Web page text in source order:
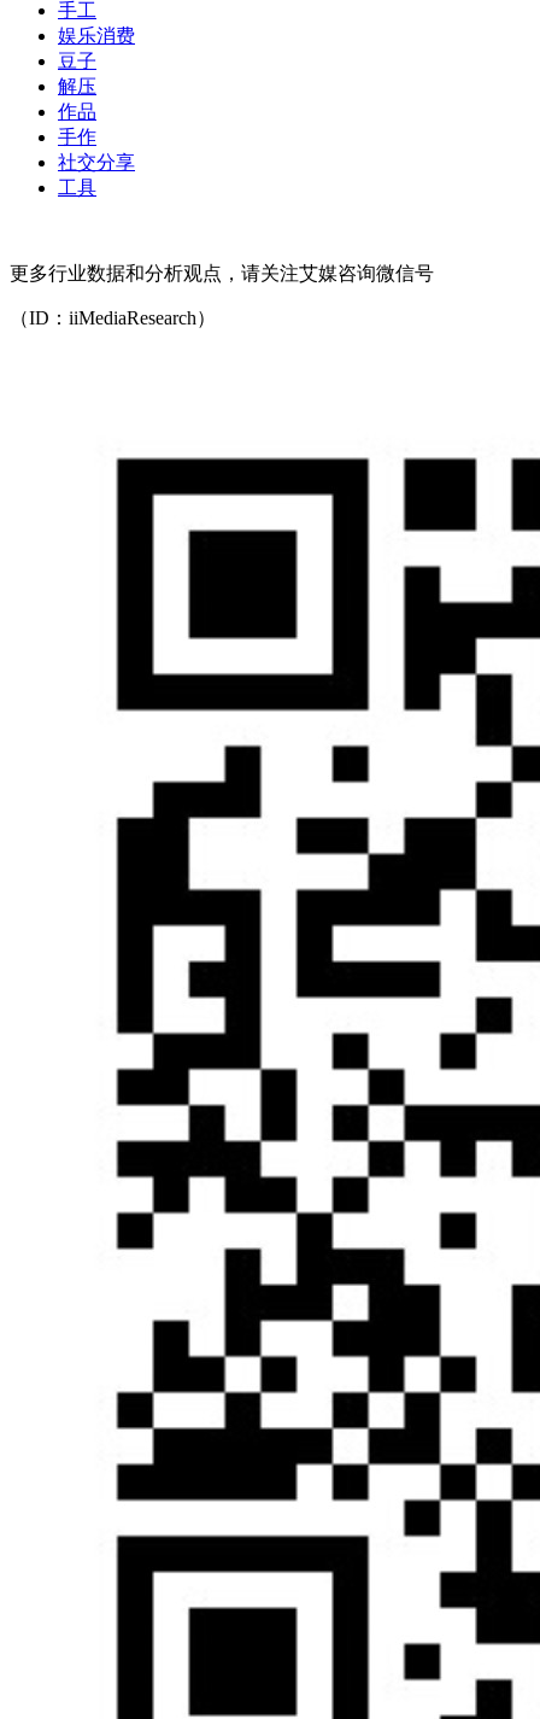
手工
娱乐消费
豆子
解压
作品
手作
社交分享
工具
更多行业数据和分析观点，请关注艾媒咨询微信号
（ID：iiMediaResearch）